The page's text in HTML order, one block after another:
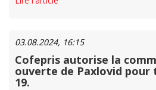
03.08.2024, 16:15
Cofepris autorise la
ouverte de Paxlovid pour
19.